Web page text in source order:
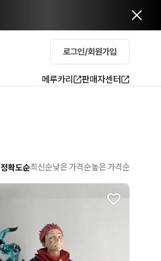
로그인/회원가입
메루카리 판매자센터
정확도순최신순낮은 가격순높은 가격순